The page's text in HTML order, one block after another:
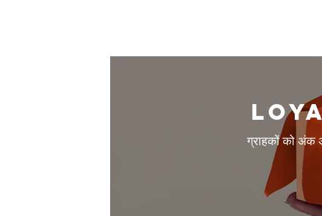
ग्राहकों को अंक